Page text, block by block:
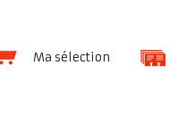
Ma sélection